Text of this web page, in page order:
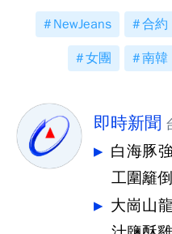
NewJeans 合約
女團 南韓
即時新聞
白海豚
工圍籬
大崗山